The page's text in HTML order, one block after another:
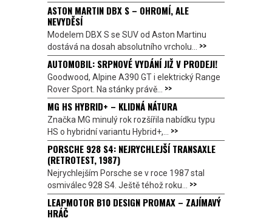
ASTON MARTIN DBX S – OHROMÍ, ALE
NEVYDĚSÍ
Modelem DBX S se SUV od Aston Martinu
dostává na dosah absolutního vrcholu... >>
AUTOMOBIL: SRPNOVÉ VYDÁNÍ JIŽ V PRODEJI!
Goodwood, Alpine A390 GT i elektrický Range
Rover Sport. Na stánky právě... >>
MG HS HYBRID+ – KLIDNÁ NÁTURA
Značka MG minulý rok rozšířila nabídku typu
HS o hybridní variantu Hybrid+,... >>
PORSCHE 928 S4: NEJRYCHLEJŠÍ TRANSAXLE
(RETROTEST, 1987)
Nejrychlejším Porsche se v roce 1987 stal
osmiválec 928 S4. Ještě téhož roku... >>
LEAPMOTOR B10 DESIGN PROMAX – ZAJÍMAVÝ
HRÁČ